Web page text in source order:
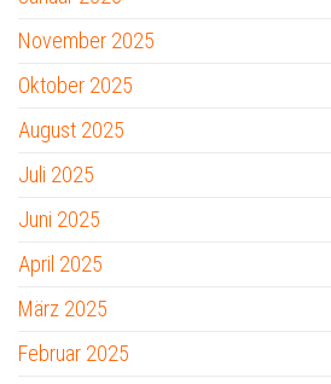
November 2025
Oktober 2025
August 2025
Juli 2025
Juni 2025
April 2025
März 2025
Februar 2025